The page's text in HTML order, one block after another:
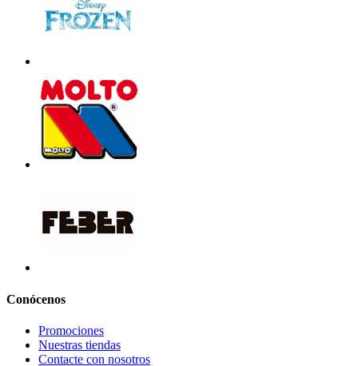
Conócenos
Promociones
Nuestras tiendas
Contacte con nosotros